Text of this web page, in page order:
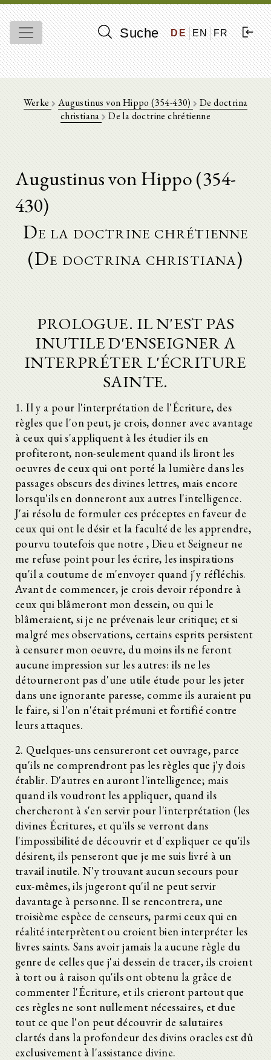
Suche DE EN FR
Werke Augustinus von Hippo (354-430) De doctrina
christiana De la doctrine chrétienne
Augustinus von Hippo (354-
430)
De la doctrine chrétienne
(De doctrina christiana)
PROLOGUE. IL N'EST PAS
INUTILE D'ENSEIGNER A
INTERPRÉTER L'ÉCRITURE
SAINTE.
1. Il y a pour l'interprétation de l'Écriture, des
règles que l'on peut, je crois, donner avec avantage
à ceux qui s'appliquent à les étudier ils en
profiteront, non-seulement quand ils liront les
oeuvres de ceux qui ont porté la lumière dans les
passages obscurs des divines lettres, mais encore
lorsqu'ils en donneront aux autres l'intelligence.
J'ai résolu de formuler ces préceptes en faveur de
ceux qui ont le désir et la faculté de les apprendre,
pourvu toutefois que notre , Dieu et Seigneur ne
me refuse point pour les écrire, les inspirations
qu'il a coutume de m'envoyer quand j'y réfléchis.
Avant de commencer, je crois devoir répondre à
ceux qui blâmeront mon dessein, ou qui le
blâmeraient, si je ne prévenais leur critique; et si
malgré mes observations, certains esprits persistent
à censurer mon oeuvre, du moins ils ne feront
aucune impression sur les autres: ils ne les
détourneront pas d'une utile étude pour les jeter
dans une ignorante paresse, comme ils auraient pu
le faire, si l'on n'était prémuni et fortifié contre
leurs attaques.
2. Quelques-uns censureront cet ouvrage, parce
qu'ils ne comprendront pas les règles que j'y dois
établir. D'autres en auront l'intelligence; mais
quand ils voudront les appliquer, quand ils
chercheront à s'en servir pour l'interprétation (les
divines Écritures, et qu'ils se verront dans
l'impossibilité de découvrir et d'expliquer ce qu'ils
désirent, ils penseront que je me suis livré à un
travail inutile. N'y trouvant aucun secours pour
eux-mêmes, ils jugeront qu'il ne peut servir
davantage à personne. Il se rencontrera, une
troisième espèce de censeurs, parmi ceux qui en
réalité interprètent ou croient bien interpréter les
livres saints. Sans avoir jamais la aucune règle du
genre de celles que j'ai dessein de tracer, ils croient
à tort ou â raison qu'ils ont obtenu la grâce de
commenter l'Écriture, et ils crieront partout que
ces règles ne sont nullement nécessaires, et due
tout ce que l'on peut découvrir de salutaires
clartés dans la profondeur des divins oracles est dû
exclusivement à l'assistance divine.